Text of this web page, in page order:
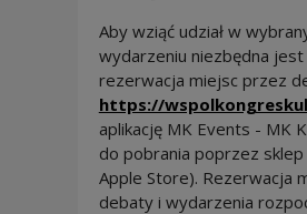
Aby wziąć udział w
wydarzeniu niezbędna
rezerwacja miejsc przez
https://
aplikację MK Events - MK
do pobrania poprzez
Apple Store). Rezerwacja
debaty i wydarzenia